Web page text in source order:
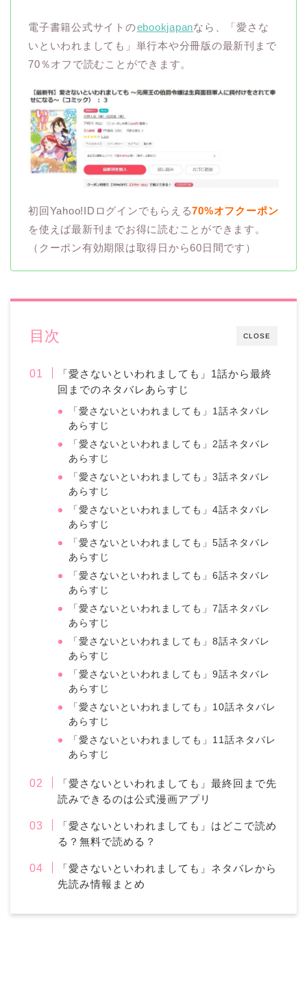
電子書籍公式サイトのebookjapanなら、「愛さな
いといわれましても」単行本や分冊版の最新刊まで
70％オフで読むことができます。
初回Yahoo!IDログインでもらえる70%オフクーポン
を使えば最新刊までお得に読むことができます。
（クーポン有効期限は取得日から60日間です）
CLOSE
目次
「愛さないといわれましても」1話から最終
回までのネタバレあらすじ
「愛さないといわれましても」1話ネタバレ
あらすじ
「愛さないといわれましても」2話ネタバレ
あらすじ
「愛さないといわれましても」3話ネタバレ
あらすじ
「愛さないといわれましても」4話ネタバレ
あらすじ
「愛さないといわれましても」5話ネタバレ
あらすじ
「愛さないといわれましても」6話ネタバレ
あらすじ
「愛さないといわれましても」7話ネタバレ
あらすじ
「愛さないといわれましても」8話ネタバレ
あらすじ
「愛さないといわれましても」9話ネタバレ
あらすじ
「愛さないといわれましても」10話ネタバレ
あらすじ
「愛さないといわれましても」11話ネタバレ
あらすじ
「愛さないといわれましても」最終回まで先
読みできるのは公式漫画アプリ
「愛さないといわれましても」はどこで読め
る？無料で読める？
「愛さないといわれましても」ネタバレから
先読み情報まとめ